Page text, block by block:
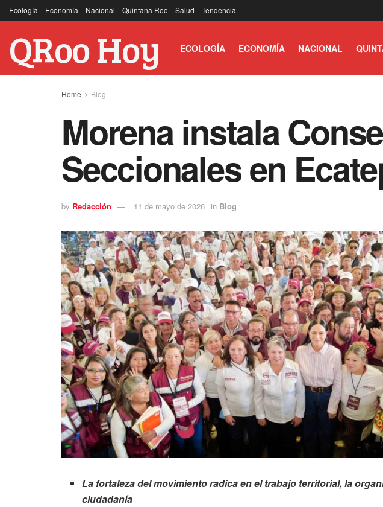
Ecología Economía Nacional Quintana Roo Salud Tendencia
QRoo Hoy ECOLOGÍA ECONOMÍA NACIONAL
Home Blog
Morena instala
Seccionales en
by Redacción 11 de mayo de 2026 in Blog
La fortaleza del movimiento radica en el trabajo territorial, la
ciudadanía